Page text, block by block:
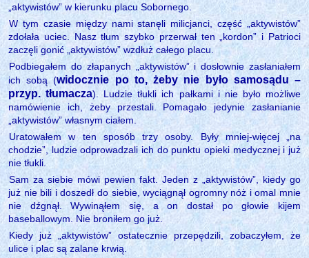
„aktywistów” w kierunku placu Sobornego.
W tym czasie między nami stanęli milicjanci, część „aktywistów”
zdołała uciec. Nasz tłum szybko przerwał ten „kordon” i Patrioci
zaczęli gonić „aktywistów” wzdłuż całego placu.
Podbiegałem do złapanych „aktywistów” i dosłownie zasłaniałem
ich sobą (widocznie po to, żeby nie było samosądu –
przyp. tłumacza). Ludzie tłukli ich pałkami i nie było możliwe
namówienie ich, żeby przestali. Pomagało jedynie zasłanianie
„aktywistów” własnym ciałem.
Uratowałem w ten sposób trzy osoby. Były mniej-więcej „na
chodzie”, ludzie odprowadzali ich do punktu opieki medycznej i już
nie tłukli.
Sam za siebie mówi pewien fakt. Jeden z „aktywistów”, kiedy go
już nie bili i doszedł do siebie, wyciągnął ogromny nóż i omal mnie
nie dźgnął. Wywinąłem się, a on dostał po głowie kijem
baseballowym. Nie broniłem go już.
Kiedy już „aktywistów” ostatecznie przepędzili, zobaczyłem, że
ulice i plac są zalane krwią.